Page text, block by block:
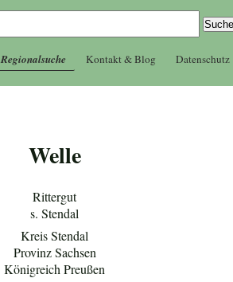
Regionalsuche Kontakt & Blog Datenschutz
Welle
Rittergut
s. Stendal
Kreis Stendal
Provinz Sachsen
Königreich Preußen